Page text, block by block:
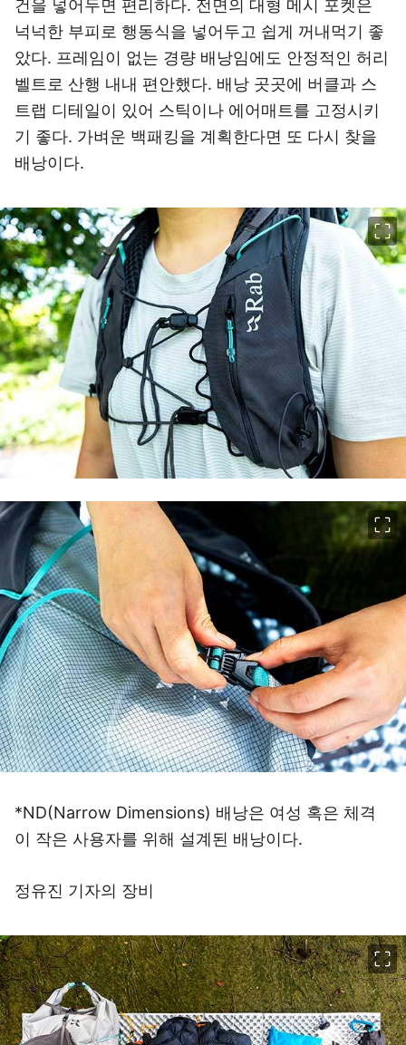
건을 넣어두면 편리하다. 전면의 대형 메시 포켓은
넉넉한 부피로 행동식을 넣어두고 쉽게 꺼내먹기 좋
았다. 프레임이 없는 경량 배낭임에도 안정적인 허리
벨트로 산행 내내 편안했다. 배낭 곳곳에 버클과 스
트랩 디테일이 있어 스틱이나 에어매트를 고정시키
기 좋다. 가벼운 백패킹을 계획한다면 또 다시 찾을
배낭이다.
*ND(Narrow Dimensions) 배낭은 여성 혹은 체격
이 작은 사용자를 위해 설계된 배낭이다.
정유진 기자의 장비